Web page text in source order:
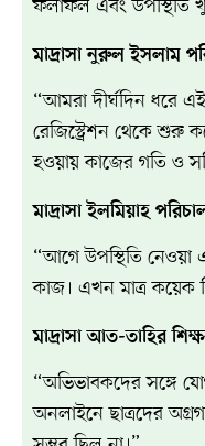
ফলাফল এবং উপস্থিতি
মাদ্রাসা নুরুল ইসলাম
“আমরা দীর্ঘদিন ধরে
রেজিস্ট্রেশন থেকে শুরু
হওয়ায় কাজের গতি ও
মাদ্রাসা ইলমিয়াহ
“আগে উপস্থিতি নেওয়া
কাজ। এখন মাত্র কয়েক
মাদ্রাসা আত-তাহির
“অভিভাবকদের সঙ্গে
অনলাইনে ছাত্রদের